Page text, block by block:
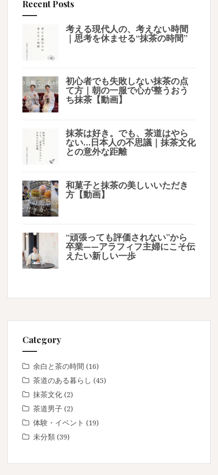
Recent Posts
考える現代人の、考えない時間
｜思考を休ませる“抹茶の時間”
初心者でも失敗しない抹茶の点
て方｜朝の一服で心が整うおう
ち抹茶【動画】
抹茶は好き。でも、茶道はやら
ない…日本人の不思議｜抹茶文化
との意外な距離
和菓子と抹茶の美しいいただき
方【動画】
“頑張っても評価されない”から
卒業——アラフィフ主婦にこそ伝
えたい新しい一歩
Category
余白と茶の時間 (16)
茶道のある暮らし (45)
抹茶文化 (2)
茶道男子 (2)
体験・イベント (19)
未分類 (39)